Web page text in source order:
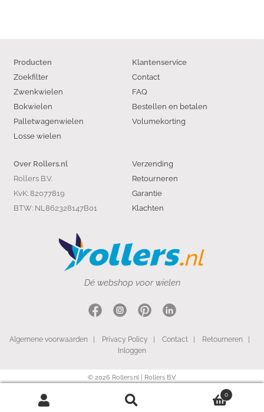
Producten
Zoekfilter
Zwenkwielen
Bokwielen
Palletwagenwielen
Losse wielen
Klantenservice
Contact
FAQ
Bestellen en betalen
Volumekorting
Verzending
Retourneren
Garantie
Klachten
Over Rollers.nl
Rollers B.V.
KvK: 82077819
BTW: NL862328147B01
0
Dé webshop voor wielen
Algemene voorwaarden Privacy Policy Contact| Retourneren
Inloggen
© 2026 Rollers.nl | Rollers B.V.